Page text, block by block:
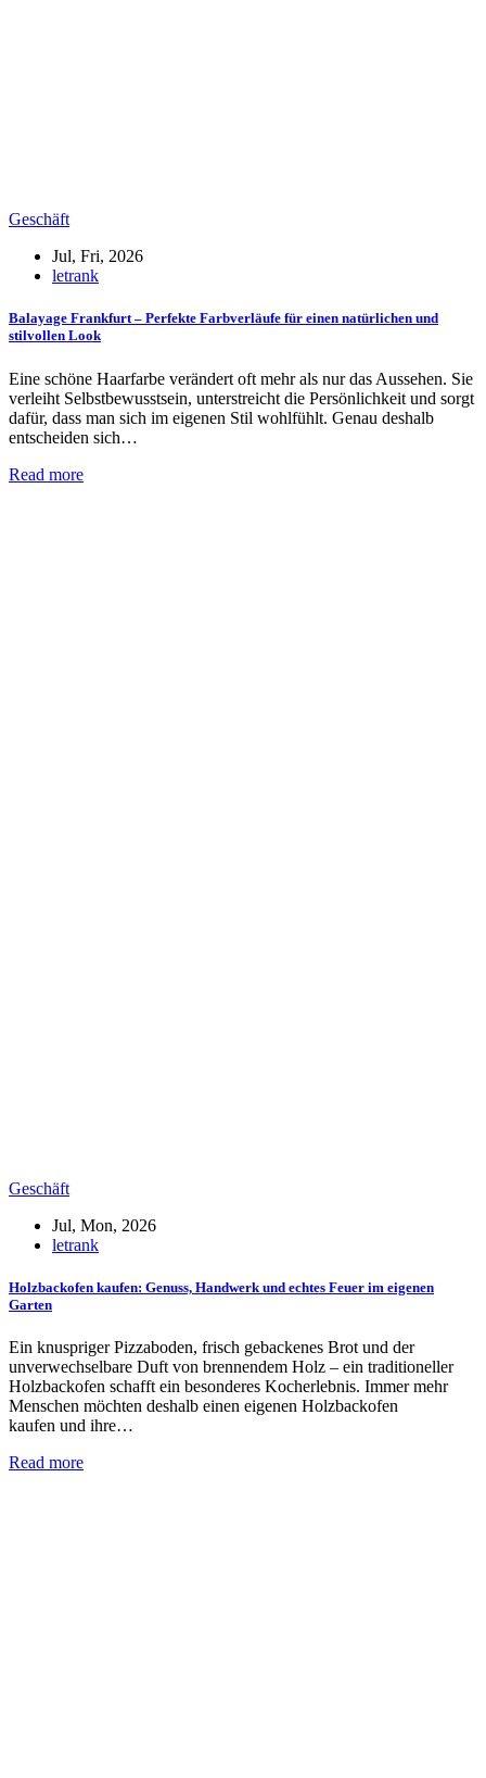
Geschäft
Jul, Fri, 2026
letrank
Balayage Frankfurt – Perfekte Farbverläufe für einen natürlichen und
stilvollen Look
Eine schöne Haarfarbe verändert oft mehr als nur das Aussehen. Sie
verleiht Selbstbewusstsein, unterstreicht die Persönlichkeit und sorgt
dafür, dass man sich im eigenen Stil wohlfühlt. Genau deshalb
entscheiden sich…
Read more
Geschäft
Jul, Mon, 2026
letrank
Holzbackofen kaufen: Genuss, Handwerk und echtes Feuer im eigenen
Garten
Ein knuspriger Pizzaboden, frisch gebackenes Brot und der
unverwechselbare Duft von brennendem Holz – ein traditioneller
Holzbackofen schafft ein besonderes Kocherlebnis. Immer mehr
Menschen möchten deshalb einen eigenen Holzbackofen
kaufen und ihre…
Read more